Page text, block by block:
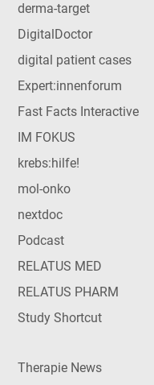
derma-target
DigitalDoctor
digital patient cases
Expert:innenforum
Fast Facts Interactive
IM FOKUS
krebs:hilfe!
mol-onko
nextdoc
Podcast
RELATUS MED
RELATUS PHARM
Study Shortcut
Therapie News